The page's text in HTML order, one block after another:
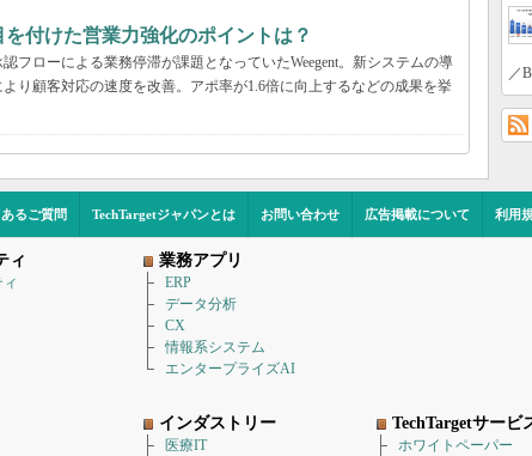
付けた営業力強化のポイントは？
フローによる業務停滞が課題となっていたWeegent。新システムの導
り顧客対応の速度を改善。アポ率が1.6倍に向上するなどの成果を挙
／
るご質問 TechTargetジャパンとは お問い合わせ 広告掲載について 利用
ィ 業務アプリ
ERP
データ分析
CX
情報系システム
エンタープライズAI
インダストリー
医療IT
TechTargetサービ
ホワイトペーパー